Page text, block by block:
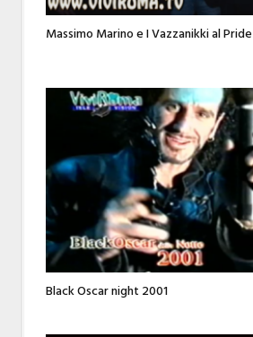
Massimo Marino e I Vazzanikki al
Black Oscar night 2001